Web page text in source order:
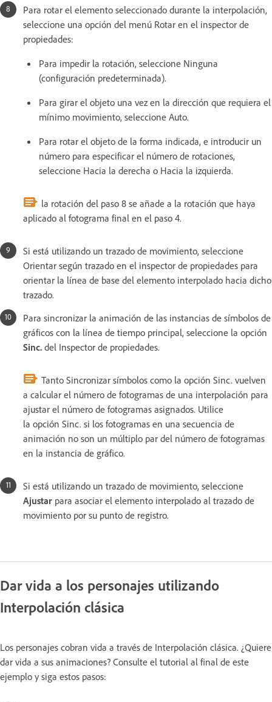
Para rotar el elemento seleccionado durante la interpolación,
seleccione una opción del menú Rotar en el inspector de
propiedades:
Para impedir la rotación, seleccione Ninguna
(configuración predeterminada).
Para girar el objeto una vez en la dirección que requiera el
mínimo movimiento, seleccione Auto.
Para rotar el objeto de la forma indicada, e introducir un
número para especificar el número de rotaciones,
seleccione Hacia la derecha o Hacia la izquierda.
la rotación del paso 8 se añade a la rotación que haya
aplicado al fotograma final en el paso 4.
Si está utilizando un trazado de movimiento, seleccione
Orientar según trazado en el inspector de propiedades para
orientar la línea de base del elemento interpolado hacia dicho
trazado.
Para sincronizar la animación de las instancias de símbolos de
gráficos con la línea de tiempo principal, seleccione la opción
Sinc. del Inspector de propiedades.
Tanto Sincronizar símbolos como la opción Sinc. vuelven
a calcular el número de fotogramas de una interpolación para
ajustar el número de fotogramas asignados. Utilice
la opción Sinc. si los fotogramas en una secuencia de
animación no son un múltiplo par del número de fotogramas
en la instancia de gráfico.
Si está utilizando un trazado de movimiento, seleccione
Ajustar para asociar el elemento interpolado al trazado de
movimiento por su punto de registro.
Dar vida a los personajes utilizando
Interpolación clásica
Los personajes cobran vida a través de Interpolación clásica. ¿Quiere
dar vida a sus animaciones? Consulte el tutorial al final de este
ejemplo y siga estos pasos: